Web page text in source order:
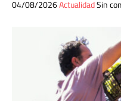
04/08/2026ActualidadSin